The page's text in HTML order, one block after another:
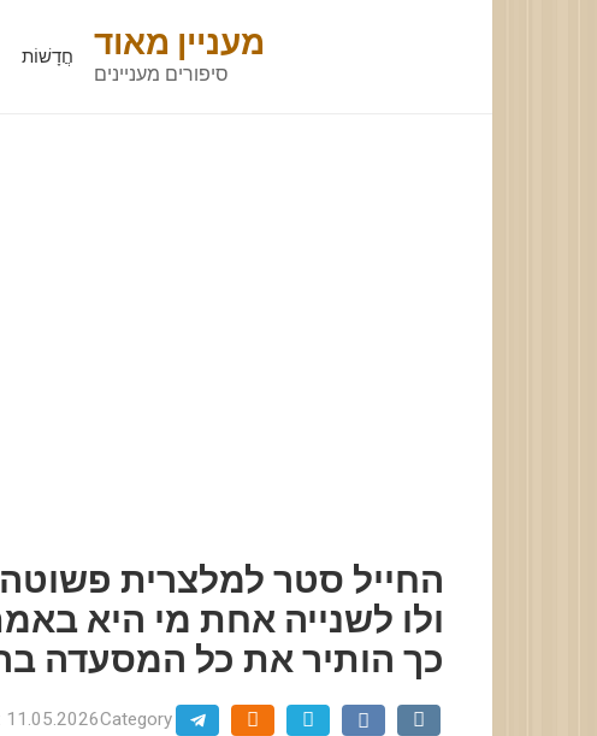
מעניין מאוד
סיפורים מעניינים
חֲדָשׁוֹת
החייל סטר למלצרית
ולו לשנייה אחת מי היא
כך הותיר את כל המסעדה
11.05.2026Category: